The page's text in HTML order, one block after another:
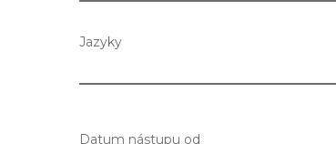
Jazyky
Datum nástupu od